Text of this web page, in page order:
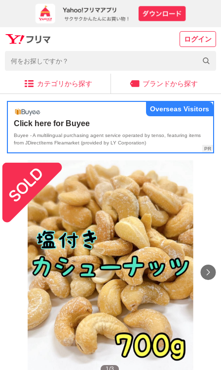
ログイン
カテゴリから探す ブランドから探す
Click here for Buyee
Buyee - A multilingual purchasing agent service operated by tenso, featuring items
from JDirectItems Fleamarket (provided by LY Corporation)
Overseas Visitors